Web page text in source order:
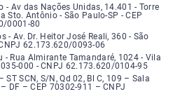
Endereço: Avenida das Nações Unidas,
- Av das Nações Unidas, 14.401 - Torre
Sto. Antônio - São Paulo-SP - CEP
0001-80
Endereço: Avenida Doutor Heitor José
- Av. Dr. Heitor José Reali, 360 - São
62.173.620/0093-06
Rua Almirante Tamandaré,
- Rua Almirante Tamandaré, 1024 - Vila
000 - CNPJ 62.173.620/0104-95
Setor Comercial Norte, sem
SCN, S/N, Qd 02, Bl C, 109 – Sala
DF – CEP 70302-911 – CNPJ